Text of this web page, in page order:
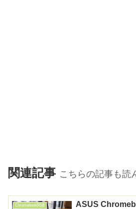
関連記事 こちらの記事も読
Chromebook関連
ASUS